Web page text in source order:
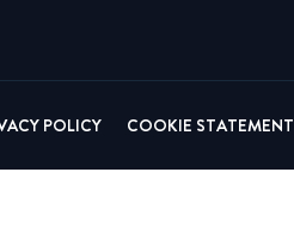
POLICY COOKIE STATEMENT